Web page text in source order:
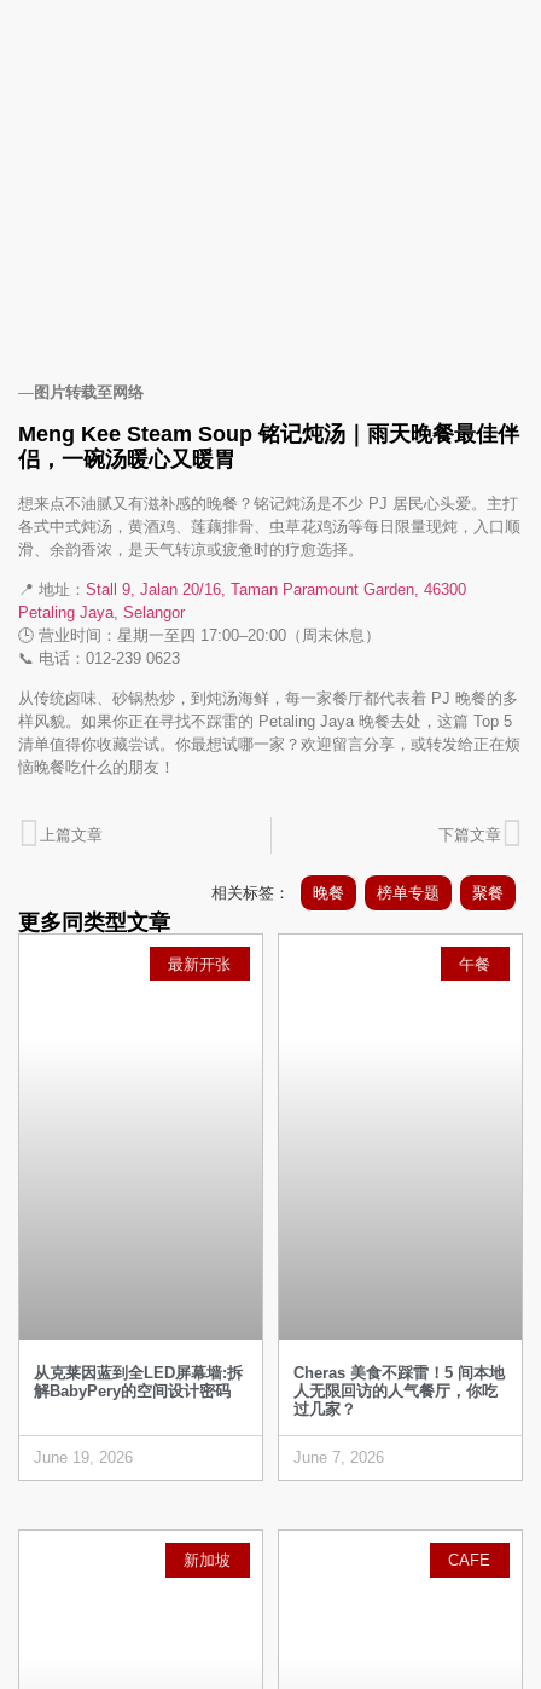
—图片转载至网络
Meng Kee Steam Soup 铭记炖汤｜雨天晚餐最佳伴
侣，一碗汤暖心又暖胃
想来点不油腻又有滋补感的晚餐？铭记炖汤是不少 PJ 居民心头爱。主打
各式中式炖汤，黄酒鸡、莲藕排骨、虫草花鸡汤等每日限量现炖，入口顺
滑、余韵香浓，是天气转凉或疲惫时的疗愈选择。
📍 地址： Stall 9, Jalan 20/16, Taman Paramount Garden, 46300
Petaling Jaya, Selangor
🕒 营业时间：星期一至四 17:00–20:00（周末休息）
📞 电话：012‑239 0623
从传统卤味、砂锅热炒，到炖汤海鲜，每一家餐厅都代表着 PJ 晚餐的多
样风貌。如果你正在寻找不踩雷的 Petaling Jaya 晚餐去处，这篇 Top 5
清单值得你收藏尝试。你最想试哪一家？欢迎留言分享，或转发给正在烦
恼晚餐吃什么的朋友！
上篇文章 下篇文章
最新开张
从克莱因蓝到全LED屏幕墙:拆
解BabyPery的空间设计密码
June 19, 2026
午餐
Cheras 美食不踩雷！5 间本地
人无限回访的人气餐厅，你吃
过几家？
June 7, 2026
新加坡 CAFE
相关标签： 晚餐 榜单专题 聚餐
更多同类型文章